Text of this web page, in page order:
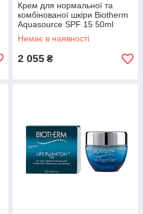
Крем для нормальної та
комбінованої шкіри Biotherm
Aquasource SPF 15 50ml
(3614271288035)
Немає в наявності
2 055 ₴